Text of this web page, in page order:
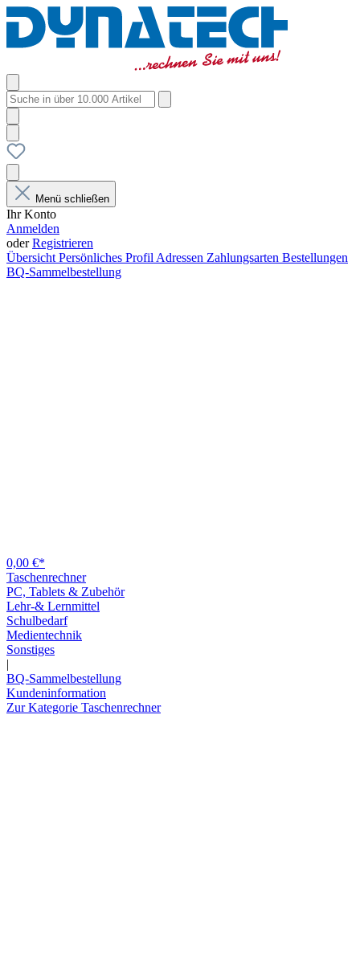
Menü schließen
Ihr Konto
Anmelden
oderRegistrieren
Übersicht Persönliches Profil Adressen Zahlungsarten Bestellungen
BQ-Sammelbestellung
0,00 €*
Taschenrechner
PC, Tablets & Zubehör
Lehr-& Lernmittel
Schulbedarf
Medientechnik
Sonstiges
|
BQ-Sammelbestellung
Kundeninformation
Zur Kategorie Taschenrechner